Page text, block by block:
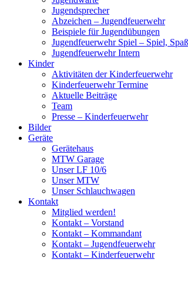
Jugendsprecher
Abzeichen – Jugendfeuerwehr
Beispiele für Jugendübungen
Jugendfeuerwehr Spiel – Spiel,
Jugendfeuerwehr Intern
Kinder
Aktivitäten der Kinderfeuerwehr
Kinderfeuerwehr Termine
Aktuelle Beiträge
Team
Presse – Kinderfeuerwehr
Bilder
Geräte
Gerätehaus
MTW Garage
Unser LF 10/6
Unser MTW
Unser Schlauchwagen
Kontakt
Mitglied werden!
Kontakt – Vorstand
Kontakt – Kommandant
Kontakt – Jugendfeuerwehr
Kontakt – Kinderfeuerwehr